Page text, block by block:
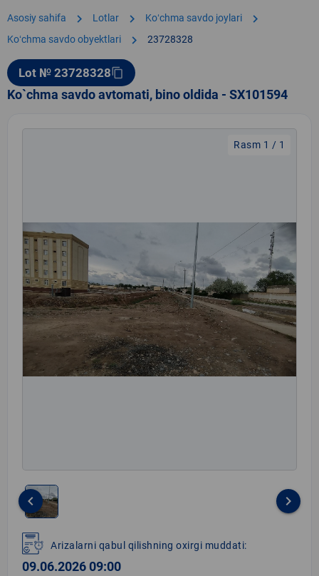
Asosiy sahifa chevron_right Lotlar chevron_right Koʻchma savdo joylari chevron_right
Koʻchma savdo obyektlari chevron_right 23728328
Lot № 23728328content_copy
Ko`chma savdo avtomati, bino oldida - SX101594
Rasm 1 / 1
1
of
1
keyboard_arrow_left keyboard_arrow_right
Arizalarni qabul qilishning oxirgi muddati:
09.06.2026 09:00